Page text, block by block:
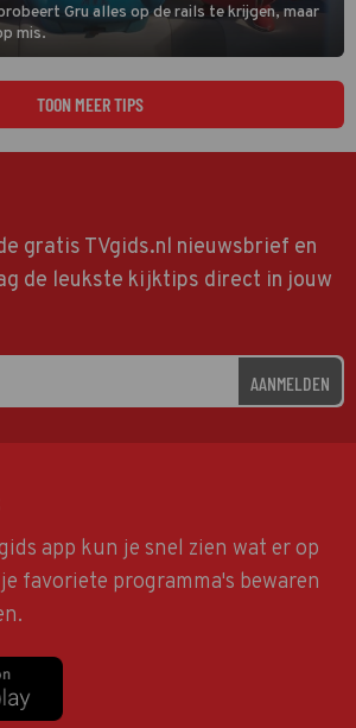
Gru alles op de rails te krijgen, maar
mis.
TOON MEER TIPS
gratis TVgids.nl nieuwsbrief en
de leukste kijktips direct in jouw
AANMELDEN
app kun je snel zien wat er op
favoriete programma's bewaren